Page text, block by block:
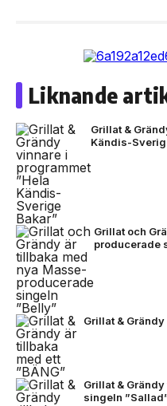
Liknande
Grillat &
Kändis-
Grillat och
producerade
Grillat &
Grillat &
singeln